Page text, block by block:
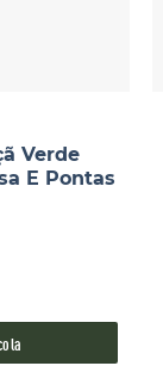
Verde
E Pontas